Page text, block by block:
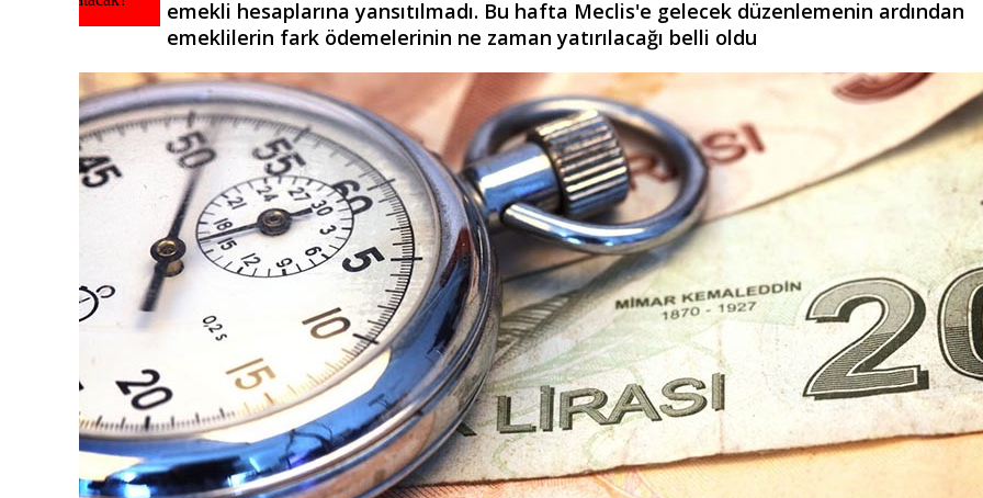
emekli hesaplarına yansıtılmadı. Bu hafta Meclis'e gelecek düzenlemenin ardından
emeklilerin fark ödemelerinin ne zaman yatırılacağı belli oldu